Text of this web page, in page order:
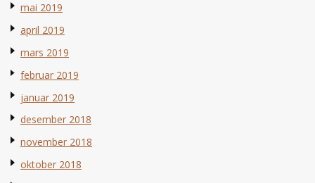
mai 2019
april 2019
mars 2019
februar 2019
januar 2019
desember 2018
november 2018
oktober 2018